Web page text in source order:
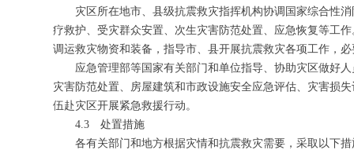
灾区所在地市、县级抗震救灾指挥机构协调国家综合性
疗救护、受灾群众安置、次生灾害防范处置、应急恢复等工
调运救灾物资和装备，指导市、县开展抗震救灾各项工作，
应急管理部等国家有关部门和单位指导、协助灾区做好
灾害防范处置、房屋建筑和市政设施安全应急评估、灾害损
伍赴灾区开展紧急救援行动。
4.3 处置措施
各有关部门和地方根据灾情和抗震救灾需要，采取以下措